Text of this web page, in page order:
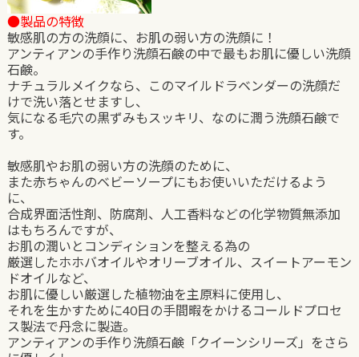
●製品の特徴
敏感肌の方の洗顔に、お肌の弱い方の洗顔に！
アンティアンの手作り洗顔石鹸の中で最もお肌に優しい洗顔
石鹸。
ナチュラルメイクなら、このマイルドラベンダーの洗顔だ
けで洗い落とせますし、
気になる毛穴の黒ずみもスッキリ、なのに潤う洗顔石鹸で
す。
敏感肌やお肌の弱い方の洗顔のために、
また赤ちゃんのベビーソープにもお使いいただけるよう
に、
合成界面活性剤、防腐剤、人工香料などの化学物質無添加
はもちろんですが、
お肌の潤いとコンディションを整える為の
厳選したホホバオイルやオリーブオイル、スイートアーモン
ドオイルなど、
お肌に優しい厳選した植物油を主原料に使用し、
それを生かすために40日の手間暇をかけるコールドプロセ
ス製法で丹念に製造。
アンティアンの手作り洗顔石鹸「クイーンシリーズ」をさら